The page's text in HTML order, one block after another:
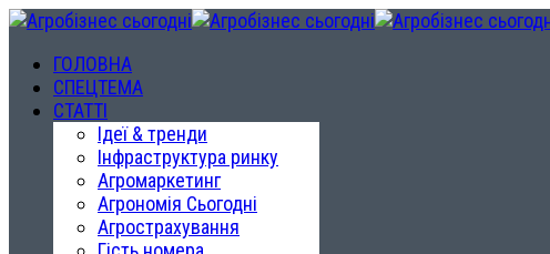
ГОЛОВНА
СПЕЦТЕМА
СТАТТІ
Ідеї & тренди
Інфраструктура ринку
Агромаркетинг
Агрономія Сьогодні
Агрострахування